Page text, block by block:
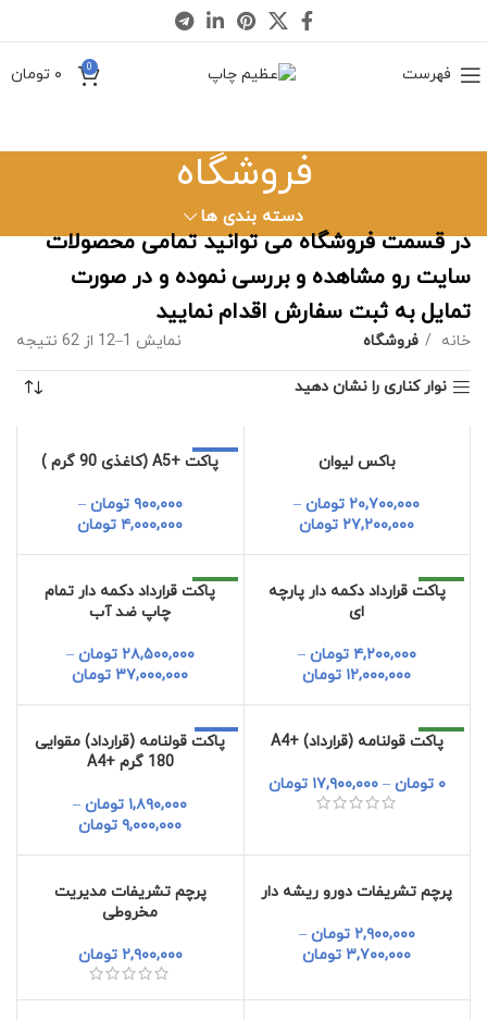
فهرست 0 ۰ تومان
فروشگاه
دسته بندی ها
در قسمت فروشگاه می توانید تمامی محصولات
سایت رو مشاهده و بررسی نموده و در صورت
تمایل به ثبت سفارش اقدام نمایید
خانه فروشگاه نمایش 1–12 از 62 نتیجه
نوار کناری را نشان دهید
باکس لیوان
۲۰,۷۰۰,۰۰۰ تومان–
۲۷,۲۰۰,۰۰۰ تومان
-11%
پاکت +A5 (کاغذی 90 گرم )
۹۰۰,۰۰۰ تومان –
۴,۰۰۰,۰۰۰ تومان
جدید
پاکت قرارداد دکمه دار پارچه
ای
۴,۲۰۰,۰۰۰ تومان –
۱۲,۰۰۰,۰۰۰ تومان
جدید
پاکت قرارداد دکمه دار تمام
چاپ ضد آب
۲۸,۵۰۰,۰۰۰ تومان –
۳۷,۰۰۰,۰۰۰ تومان
جدید
پاکت قولنامه (قرارداد) +A4
۰ تومان –۱۷,۹۰۰,۰۰۰ تومان
-5%
فروخته شده
پاکت قولنامه (قرارداد) مقوایی
180 گرم +A4
۱,۸۹۰,۰۰۰ تومان–
۹,۰۰۰,۰۰۰ تومان
پرچم تشریفات دورو ریشه دار
۲,۹۰۰,۰۰۰ تومان –
۳,۷۰۰,۰۰۰ تومان
پرچم تشریفات مدیریت
مخروطی
۲,۹۰۰,۰۰۰ تومان